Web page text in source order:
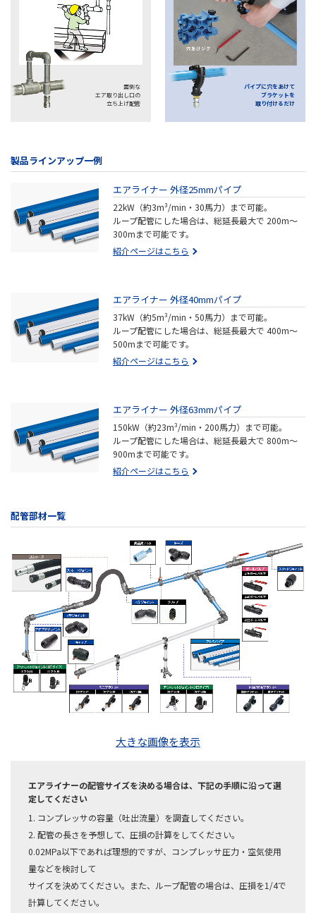
面倒な
エア取り出し口の
立ち上げ配管
パイプに穴をあけて
ブラケットを
取り付けるだけ
製品ラインアップ一例
エアライナー 外径25mmパイプ
22kW（約3m³/min・30馬力）まで可能。
ループ配管にした場合は、総延長最大で 200m～
300mまで可能です。
紹介ページはこちら
エアライナー 外径40mmパイプ
37kW（約5m³/min・50馬力）まで可能。
ループ配管にした場合は、総延長最大で 400m～
500mまで可能です。
紹介ページはこちら
エアライナー 外径63mmパイプ
150kW（約23m³/min・200馬力）まで可能。
ループ配管にした場合は、総延長最大で 800m～
900mまで可能です。
紹介ページはこちら
配管部材一覧
大きな画像を表示
エアライナーの配管サイズを決める場合は、下記の手順に沿って選
定してください
1. コンプレッサの容量（吐出流量）を調査してください。
2. 配管の長さを予想して、圧損の計算をしてください。
0.02MPa以下であれば理想的ですが、コンプレッサ圧力・空気使用
量などを検討して
サイズを決めてください。また、ループ配管の場合は、圧損を1/4で
計算してください。